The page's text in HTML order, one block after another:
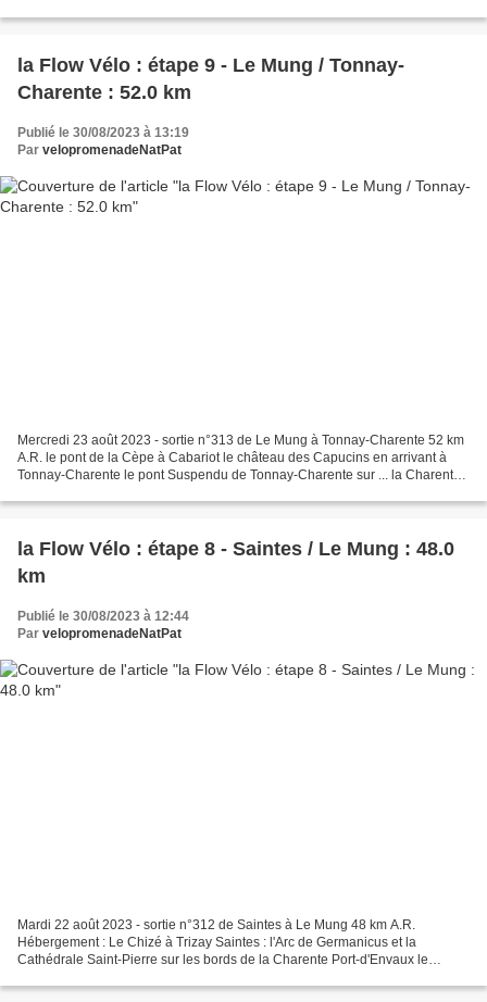
la Flow Vélo : étape 9 - Le Mung / Tonnay-
Charente : 52.0 km
Publié le 30/08/2023 à 13:19
Par velopromenadeNatPat
Mercredi 23 août 2023 - sortie n°313 de Le Mung à Tonnay-Charente 52 km
A.R. le pont de la Cèpe à Cabariot le château des Capucins en arrivant à
Tonnay-Charente le pont Suspendu de Tonnay-Charente sur ... la Charente
la Flow Vélo : étape 8 - Saintes / Le Mung : 48.0
km
Publié le 30/08/2023 à 12:44
Par velopromenadeNatPat
Mardi 22 août 2023 - sortie n°312 de Saintes à Le Mung 48 km A.R.
Hébergement : Le Chizé à Trizay Saintes : l'Arc de Germanicus et la
Cathédrale Saint-Pierre sur les bords de la Charente Port-d'Envaux le